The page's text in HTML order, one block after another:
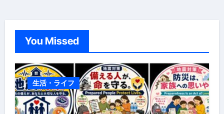
You Missed
生活・ライフ